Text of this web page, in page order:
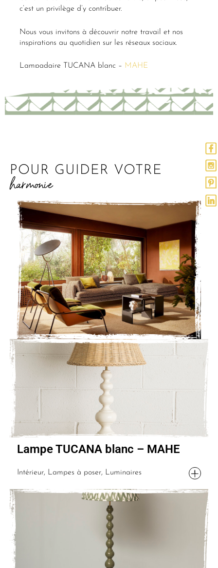
c’est un privilège d’y contribuer.
Nous vous invitons à découvrir notre travail et nos
inspirations au quotidien sur les réseaux sociaux.
Lampadaire TUCANA blanc – MAHE
POUR GUIDER VOTRE
harmonie
Lampe TUCANA blanc – MAHE
Intérieur, Lampes à poser, Luminaires